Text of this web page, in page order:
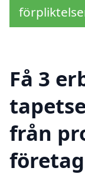
Få 3
från
företag